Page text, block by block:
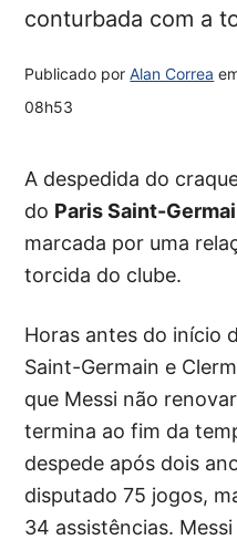
conturbada com a
Publicado porAlan Correa
08h53
A despedida do
do Paris Saint-
marcada por uma
torcida do clube.
Horas antes do início
Saint-Germain e
que Messi não
termina ao fim da
despede após dois
disputado 75 jogos,
34 assistências.